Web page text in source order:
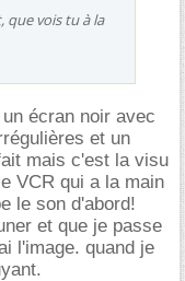
que vois tu à la
écran noir avec
et un
mais c'est la visu
VCR qui a la main
le son d'abord!
et que je passe
l'image. quand je